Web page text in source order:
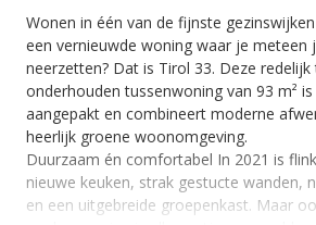
Wonen in één van de fijnste
een vernieuwde woning waar je meteen
neerzetten? Dat is Tirol 33. Deze
onderhouden tussenwoning van 93 m²
aangepakt en combineert moderne
heerlijk groene woonomgeving.
Duurzaam én comfortabel In 2021 is
nieuwe keuken, strak gestucte wanden,
en een uitgebreide groepenkast. Maar